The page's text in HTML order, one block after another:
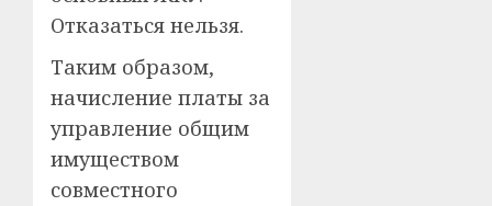
Отказаться нельзя.
Таким образом,
начисление платы за
управление общим
имуществом
совместного